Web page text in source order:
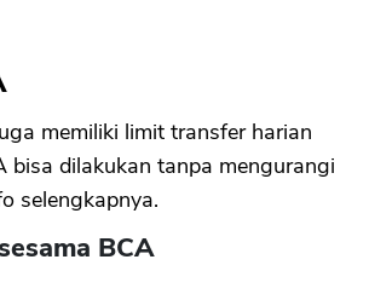
memiliki limit transfer harian
bisa dilakukan tanpa mengurangi
selengkapnya.
BCA